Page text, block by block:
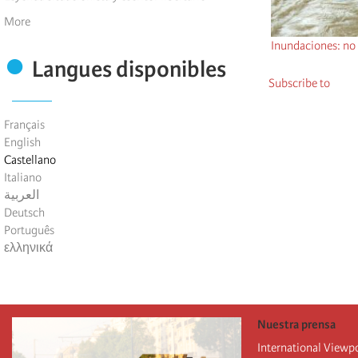
More
Langues disponibles
Français
English
Castellano
Italiano
العربية
Deutsch
Português
ελληνικά
Inundaciones:
Subscribe to
Nuestra prensa
International